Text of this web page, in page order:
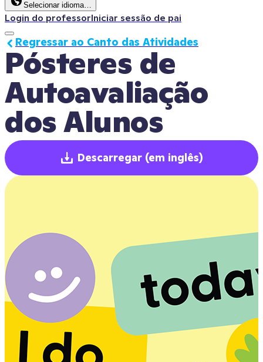
Selecionar idioma…
Login do professorIniciar sessão de pai
Pósteres de
Autoavaliação
dos Alunos
Regressar ao Canto das Atividades
Descarregar (em inglês)